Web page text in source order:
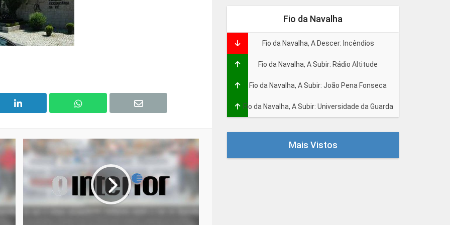
Fio da Navalha
Fio da Navalha, A Descer: Incêndios
Fio da Navalha, A Subir: Rádio Altitude
Fio da Navalha, A Subir: João Pena Fonseca
Fio da Navalha, A Subir: Universidade da Guarda
Mais Vistos